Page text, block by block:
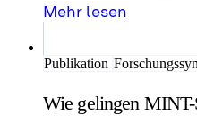
Mehr lesen
Publikation
Wie gelingen MINT-